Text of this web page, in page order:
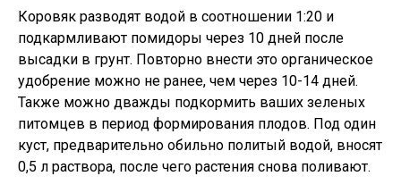
Коровяк разводят водой в соотношении 1:20 и
подкармливают помидоры через 10 дней после
высадки в грунт. Повторно внести это органическое
удобрение можно не ранее, чем через 10-14 дней.
Также можно дважды подкормить ваших зеленых
питомцев в период формирования плодов. Под один
куст, предварительно обильно политый водой, вносят
0,5 л раствора, после чего растения снова поливают.